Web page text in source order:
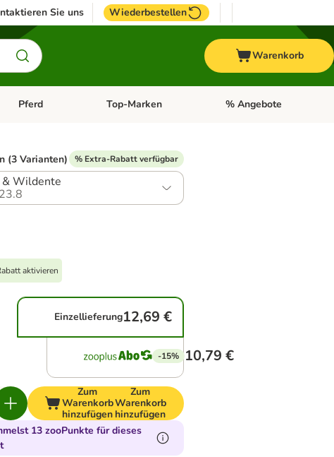
Sie uns Wiederbestellen
Warenkorb
Fisch
Kategorie-Menü öffnen: Vogel
Pferd Kategorie-Menü öffnen: Pferd
Top-Marken Kategorie-Menü öffnen:
% Angebote
(3 Varianten) % Extra-Rabatt verfügbar
& Wildente
aktivieren
Einzellieferung12,69 €
-15% 10,79 €
Zum
Warenkorb
hinzufügen
Zum
Warenkorb
hinzufügen
13 zooPunkte für dieses